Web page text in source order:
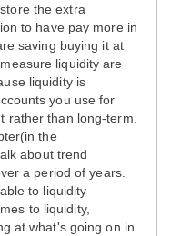
the extra
to have pay more in
saving buying it at
liquidity are
liquidity is
you use for
rather than long-term.
the
about trend
a period of years.
to liquidity
to liquidity,
at what's going on in